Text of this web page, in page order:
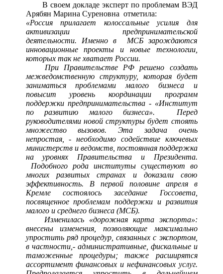
В своем докладе эксперт по проблемам ВЭД
Арябян Марина Суреновна отметила:
«Россия прилагает колоссальные усилия для
активизации предпринимательской
деятельности. Именно в МСБ зарождаются
инновационные проекты и новые технологии,
которых так не хватает России.
При Правительстве РФ решено создать
межведомственную структуру, которая будет
заниматься проблемами малого бизнеса и
повысит уровень координации программ
поддержки предпринимательства - «Институт
по развитию малого бизнеса». Перед
руководителями новой структуры будет стоять
множество вызовов. Эта задача очень
непростая, - необходимо содействие ключевых
министерств и ведомств, постоянная поддержка
на уровнях Правительства и Президента.
Подобного рода институты существуют во
многих развитых странах и доказали свою
эффективность. В первой половине апреля в
Кремле состоялось заседание Госсовета,
посвященное проблемам поддержки и развития
малого и среднего бизнеса (МСБ).
Изменилась «дорожная карта экспорта»:
внесены изменения, позволяющие максимально
упростить ряд процедур, связанных с экспортом,
в частности,- административные, фискальные и
таможенные процедуры; также расширятся
ассортимент финансовых и нефинансовых услуг.